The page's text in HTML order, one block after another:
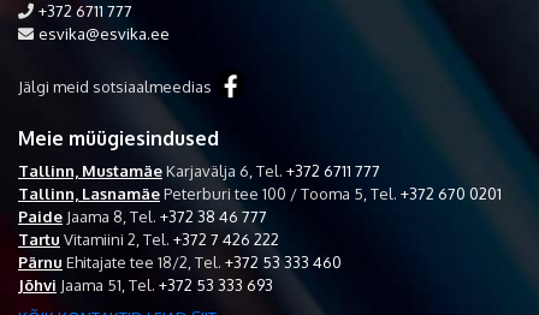
+372 6711 777
esvika@esvika.ee
Jälgi meid sotsiaalmeedias
Meie müügiesindused
Tallinn, MustamäeKarjavälja 6, Tel. +372 6711 777
Tallinn, LasnamäePeterburi tee 100 / Tooma 5, Tel. +372 670 0201
Paide Jaama 8, Tel. +372 38 46 777
Tartu Vitamiini 2, Tel. +372 7 426 222
Pärnu Ehitajate tee 18/2, Tel. +372 53 333 460
Jõhvi Jaama 51, Tel. +372 53 333 693